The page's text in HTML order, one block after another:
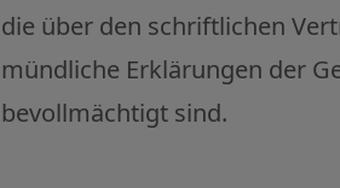
die über den schriftlichen
mündliche Erklärungen der
bevollmächtigt sind.